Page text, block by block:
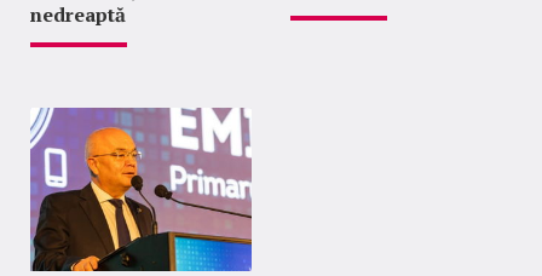
nedreaptă